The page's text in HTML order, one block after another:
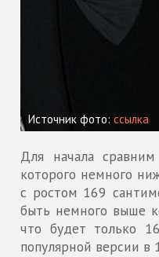
Источник фото:ссылка
Для начала
которого немного
с ростом 169
быть немного выше
что будет только
популярной версии в